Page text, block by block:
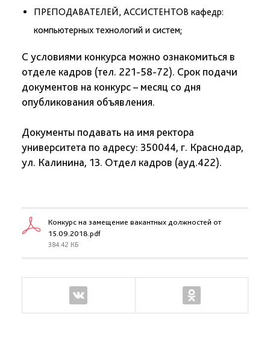
ПРЕПОДАВАТЕЛЕЙ, АССИСТЕНТОВ кафедр:
компьютерных технологий и систем;
С условиями конкурса можно ознакомиться в
отделе кадров (тел. 221-58-72). Срок подачи
документов на конкурс – месяц со дня
опубликования объявления.
Документы подавать на имя ректора
университета по адресу: 350044, г. Краснодар,
ул. Калинина, 13. Отдел кадров (ауд.422).
Конкурс на замещение вакантных должностей от
15.09.2018.pdf
384.42 КБ